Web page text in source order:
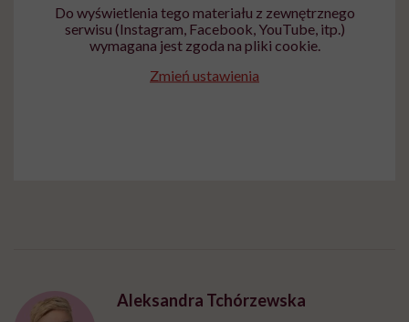
Do wyświetlenia tego materiału z zewnętrznego
serwisu (Instagram, Facebook, YouTube, itp.)
wymagana jest zgoda na pliki cookie.
Zmień ustawienia
Aleksandra Tchórzewska